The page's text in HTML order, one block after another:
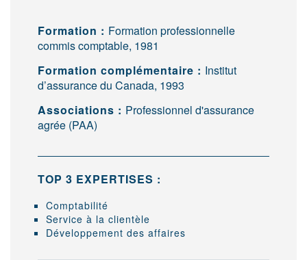
Formation : Formation professionnelle
commis comptable, 1981
Formation complémentaire : Institut
d’assurance du Canada, 1993
Associations : Professionnel d'assurance
agrée (PAA)
TOP 3 EXPERTISES :
Comptabilité
Service à la clientèle
Développement des affaires